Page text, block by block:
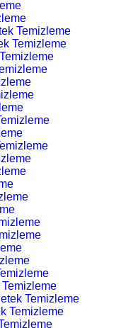
Temizleme
Temizleme
Temizleme
Temizleme
Temizleme